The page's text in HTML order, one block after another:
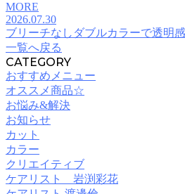
MORE
2026.07.30
ブリーチなしダブルカラーで透明
一覧へ戻る
CATEGORY
おすすめメニュー
オススメ商品☆
お悩み&解決
お知らせ
カット
カラー
クリエイティブ
ケアリスト 岩渕彩花